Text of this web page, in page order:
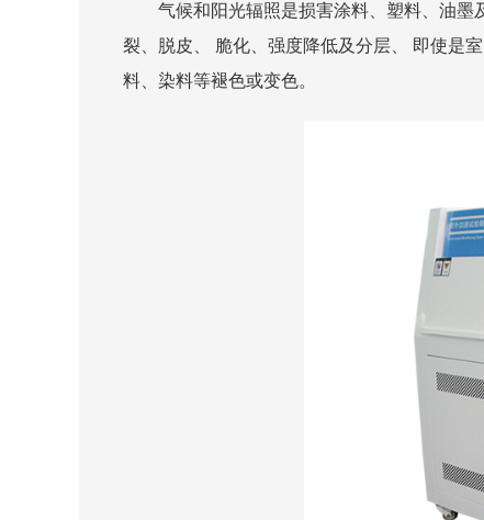
气候和阳光辐照是损害涂料、塑料、油
裂、脱皮、 脆化、强度降低及分层、 即使是
料、染料等褪色或变色。